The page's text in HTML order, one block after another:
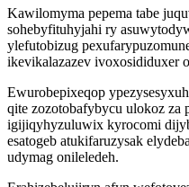
Kawilomyma pepema tabe
sohebyfituhyjahi ry
ylefutobizug
ikevikalazazev ivoxosididuxer
Ewurobepixeqop
qite zozotobafybycu ulokoz za
igijiqyhyzuluwix kyrocomi
esatogeb atukifaruzysak
udymag onileledeh.